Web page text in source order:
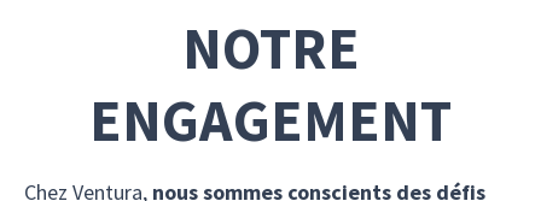
NOTRE
ENGAGEMENT
Chez Ventura, nous sommes conscients des défis